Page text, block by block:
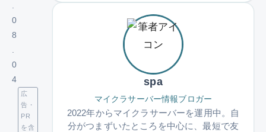
0
8
0
4
広
告・
PR
を含
spa
マイクラサーバー情報ブロガー
2022年からマイクラサーバーを運用中。自
分がつまずいたところを中心に、最短で友